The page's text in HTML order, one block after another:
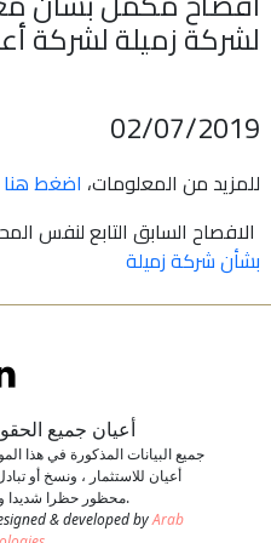
لشركة زميلة لشركة
02/07/2019
للمزيد من المعلومات، اضغط هنا
الافصاح السابق التابع لنفس
بشأن شركة زميلة
أعيان جميع
جميع البيانات المذكورة في هذا
أعيان للاستثمار ، ونسخ أو
محظور حظرا شديدا ويخضع لمشاكل قانونية.
& developed byArab
اتصل بنا
طلب وظيفة